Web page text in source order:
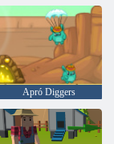
Apró Diggers